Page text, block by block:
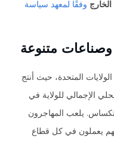
وفقًا لمعهد سياسة
متنوعة
المتحدة، حيث أنتج
المحلي الإجمالي للولاية في
تكساس. يلعب المهاجرون
يعملون في كل قطاع